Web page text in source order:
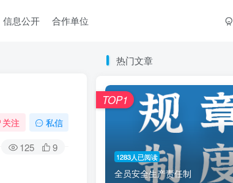
信息公开 合作单位
关注 私信
125 9
热门文章
1283人已阅读
全员安全生产责任制
TOP1
热门文章
1283人已阅读
全员安全生产责任制
TOP1